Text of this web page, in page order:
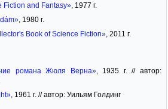
Fiction and Fantasy», 1977 г.
, 1980 г.
Book of Science Fiction», 2011 г.
романа Жюля Верна», 1935 г. // автор:
, 1961 г. // автор: Уильям Голдинг